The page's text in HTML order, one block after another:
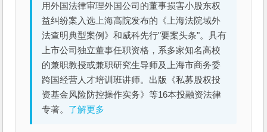
用外国法律审理外国公司的董事损害小股东权
益纠纷案入选上海高院发布的《上海法院域外
法查明典型案例》和威科先行"要案头条"。具有
上市公司独立董事任职资格，系多家知名高校
的兼职教授或兼职研究生导师及上海市商务委
跨国经营人才培训班讲师。出版《私募股权投
资基金风险防控操作实务》等16本投融资法律
专著。 了解更多